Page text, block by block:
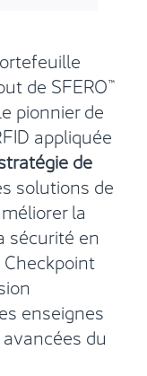
de SFERO™
pionnier de
appliquée
de
solutions de
la
sécurité en
enseignes
du